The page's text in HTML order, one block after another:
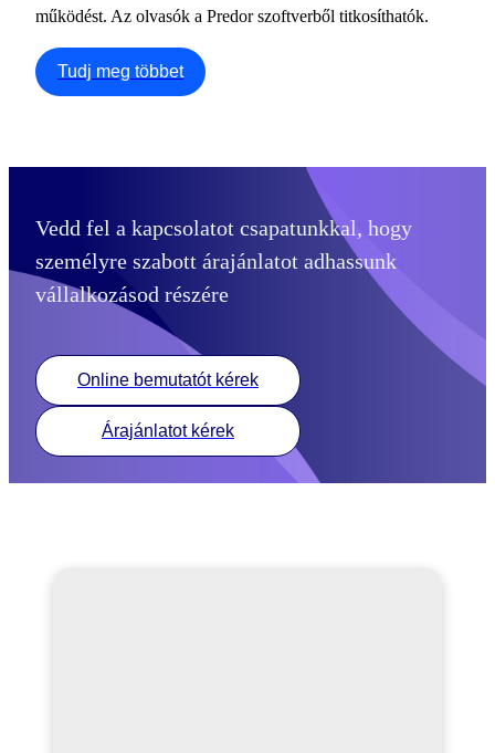
működést. Az olvasók a Predor szoftverből titkosíthatók.
Tudj meg többet
Vedd fel a kapcsolatot csapatunkkal, hogy
személyre szabott árajánlatot adhassunk
vállalkozásod részére
Online bemutatót kérek
Árajánlatot kérek